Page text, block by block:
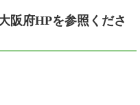
阪府HPを参照くださ